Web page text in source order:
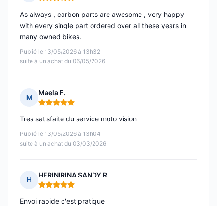
Note : 5 sur 5
Publié le 13/05/2026 à 13h32
suite à un achat du 06/05/2026
As always , carbon parts are awesome , very happy
with every single part ordered over all these years in
many owned bikes.
M
Maela F.
Note : 5 sur 5
Publié le 13/05/2026 à 13h04
suite à un achat du 03/03/2026
Tres satisfaite du service moto vision
H
HERINIRINA SANDY R.
Note : 5 sur 5
Envoi rapide c'est pratique